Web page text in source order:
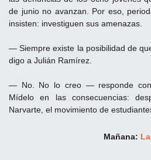
de junio no avanzan. Por eso,
insisten: investiguen sus amenazas.
— Siempre existe la posibilidad de
digo a Julián Ramírez.
— No. No lo creo — responde
Mídelo en las consecuencias:
Narvarte, el movimiento de
Mañana: